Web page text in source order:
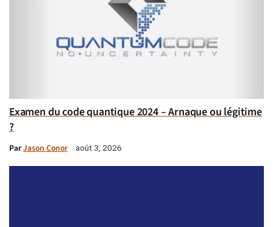
Examen du code quantique 2024 – Arnaque ou légitime
?
ParJason Conor août 3, 2026